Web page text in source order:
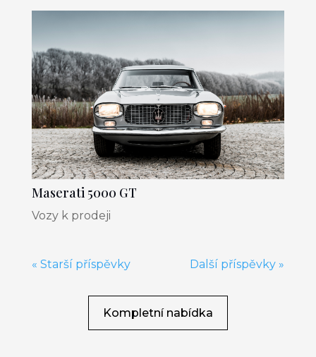
Maserati 5000 GT
Vozy k prodeji
« Starší příspěvky Další příspěvky »
Kompletní nabídka